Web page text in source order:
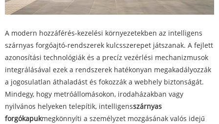
A modern hozzáférés-kezelési környezetekben az intelligens
szárnyas forgóajtó-rendszerek kulcsszerepet játszanak. A fejlett
azonosítási technológiák és a precíz vezérlési mechanizmusok
integrálásával ezek a rendszerek hatékonyan megakadályozzák
a jogosulatlan áthaladást és fokozzák a webhely biztonságát.
Mindegy, hogy metróállomásokon, irodaházakban vagy
nyilvános helyeken telepítik, intelligensszárnyas
forgókapukmegkönnyíti a személyzet mozgásának valós idejű